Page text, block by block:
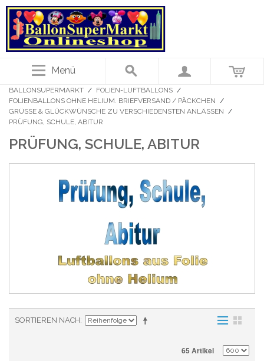
Menü
BALLONSUPERMARKT / FOLIEN-LUFTBALLONS /
FOLIENBALLONS OHNE HELIUM. BRIEFVERSAND / PÄCKCHEN /
GRÜSSE & GLÜCKWÜNSCHE ZU VERSCHIEDENSTEN ANLÄSSEN
/
PRÜFUNG, SCHULE, ABITUR
PRÜFUNG, SCHULE, ABITUR
SORTIEREN NACH
65 Artikel